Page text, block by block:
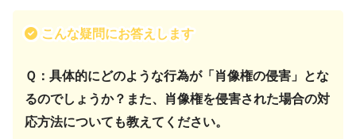
こんな疑問にお答えします
Ｑ：具体的にどのような行為が「肖像権の侵害」とな
るのでしょうか？また、肖像権を侵害された場合の対
応方法についても教えてください。